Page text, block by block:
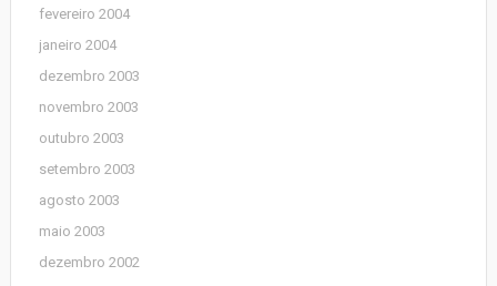
fevereiro 2004
janeiro 2004
dezembro 2003
novembro 2003
outubro 2003
setembro 2003
agosto 2003
maio 2003
dezembro 2002